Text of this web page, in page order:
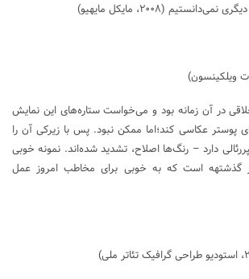
(۲۰۰۸، مایکل مایهیو)
در آن زمانه بود و می‌خواست ستاره‌های این نمایش
پوستر عکاسی کند؛‌اما ممکن نبود. پس با زیرکی آن را
دارد – رنگ‌ها اصلاح، تشدید شده‌اند. نمونه خوبی
گذشتهه است که به خوبی برای مخاطب امروز عمل